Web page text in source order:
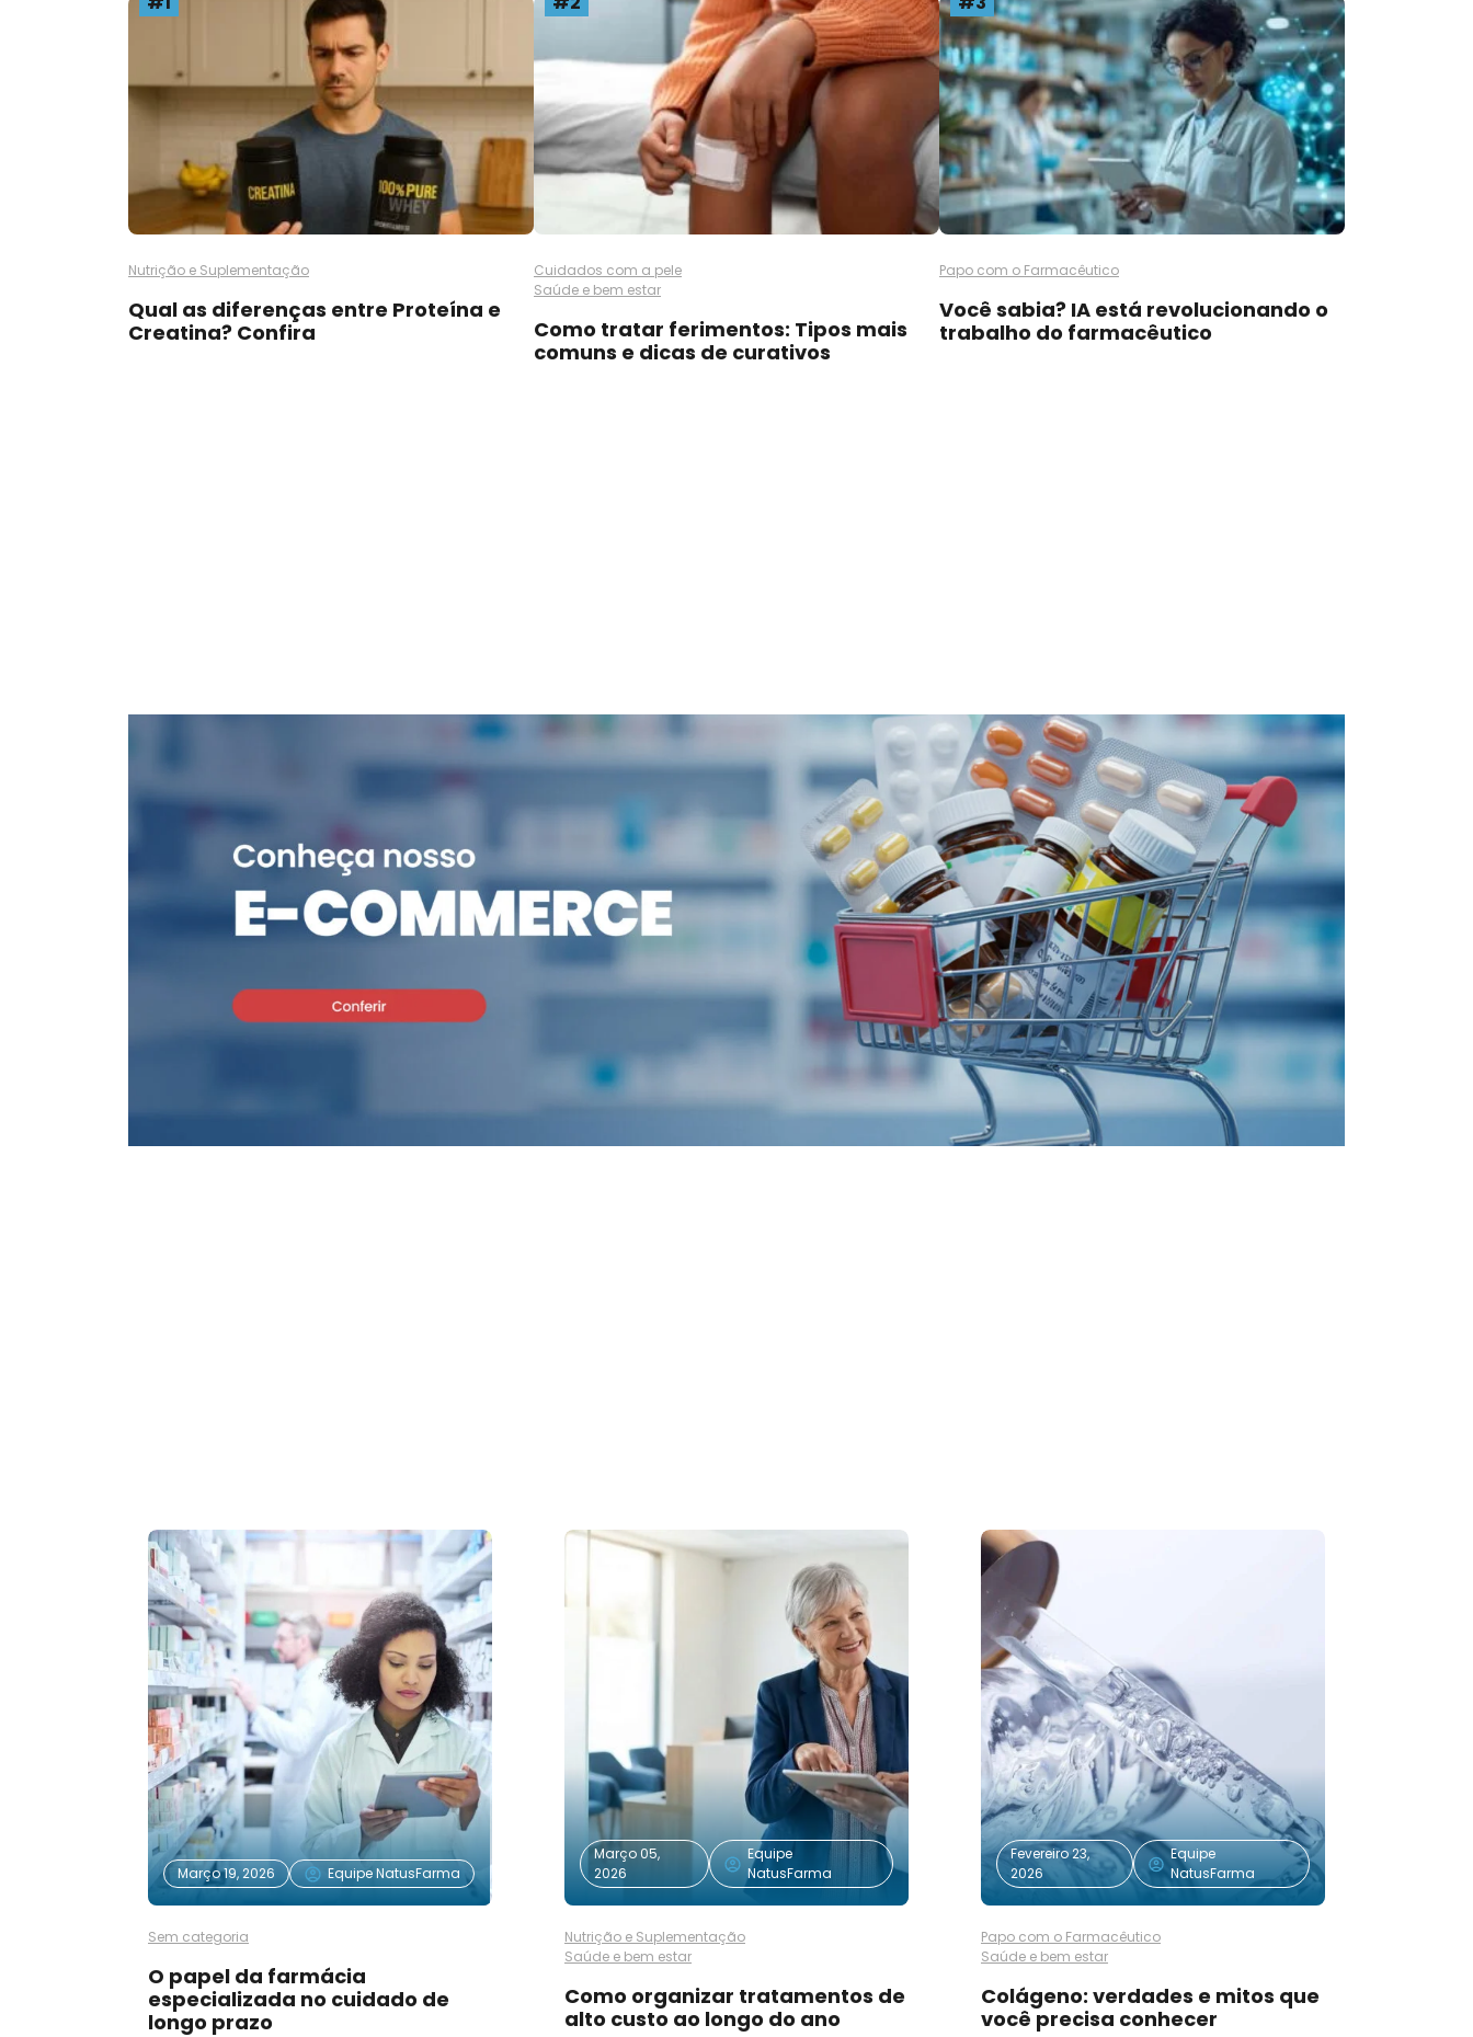
Nutrição e Suplementação
Qual as diferenças entre Proteína e
Creatina? Confira
Cuidados com a pele
Saúde e bem estar
Como tratar ferimentos: Tipos mais
comuns e dicas de curativos
Papo com o Farmacêutico
Você sabia? IA está revolucionando o
trabalho do farmacêutico
Março 19, 2026 Equipe NatusFarma
Sem categoria
O papel da farmácia
especializada no cuidado de
longo prazo
Março 05,
2026
Equipe
NatusFarma
Nutrição e Suplementação
Saúde e bem estar
Como organizar tratamentos de
alto custo ao longo do ano
Fevereiro 23,
2026
Equipe
NatusFarma
Papo com o Farmacêutico
Saúde e bem estar
Colágeno: verdades e mitos que
você precisa conhecer